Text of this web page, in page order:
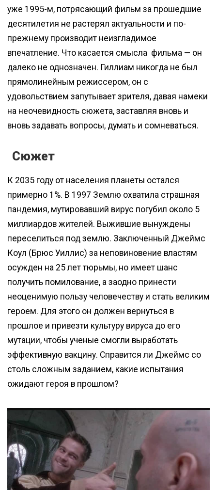
уже 1995-м, потрясающий фильм за прошедшие
десятилетия не растерял актуальности и по-
прежнему производит неизгладимое
впечатление. Что касается смысла фильма — он
далеко не однозначен. Гиллиам никогда не был
прямолинейным режиссером, он с
удовольствием запутывает зрителя, давая намеки
на неочевидность сюжета, заставляя вновь и
вновь задавать вопросы, думать и сомневаться.
Сюжет
К 2035 году от населения планеты остался
примерно 1%. В 1997 Землю охватила страшная
пандемия, мутировавший вирус погубил около 5
миллиардов жителей. Выжившие вынуждены
переселиться под землю. Заключенный Джеймс
Коул (Брюс Уиллис) за неповиновение властям
осужден на 25 лет тюрьмы, но имеет шанс
получить помилование, а заодно принести
неоценимую пользу человечеству и стать великим
героем. Для этого он должен вернуться в
прошлое и привезти культуру вируса до его
мутации, чтобы ученые смогли выработать
эффективную вакцину. Справится ли Джеймс со
столь сложным заданием, какие испытания
ожидают героя в прошлом?